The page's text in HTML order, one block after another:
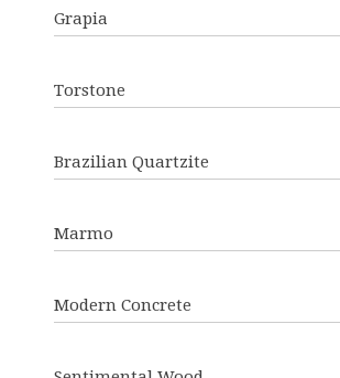
Grapia
Torstone
Brazilian Quartzite
Marmo
Modern Concrete